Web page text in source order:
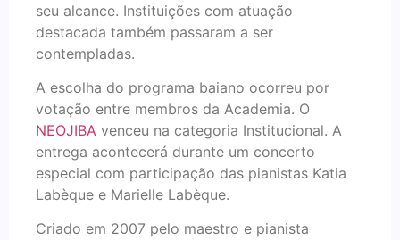
seu alcance. Instituições com atuação
destacada também passaram a ser
contempladas.
A escolha do programa baiano ocorreu por
votação entre membros da Academia. O
NEOJIBA venceu na categoria Institucional. A
entrega acontecerá durante um concerto
especial com participação das pianistas Katia
Labèque e Marielle Labèque.
Criado em 2007 pelo maestro e pianista